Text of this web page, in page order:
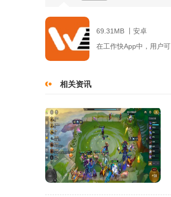
69.31MB 丨安卓
相关资讯